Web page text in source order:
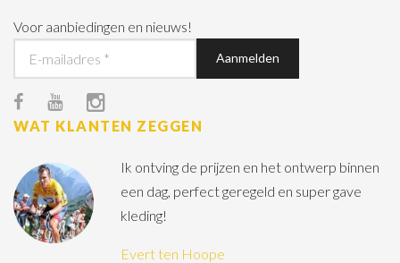
Voor aanbiedingen en nieuws!
WAT KLANTEN ZEGGEN
Ik ontving de prijzen en het ontwerp binnen
een dag, perfect geregeld en super gave
kleding!
Evert ten Hoope